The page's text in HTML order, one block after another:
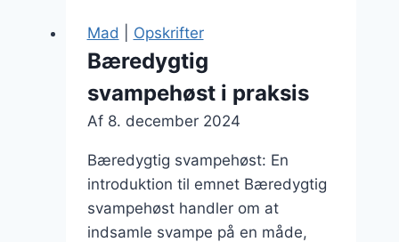
svampe
en
sprød
tærte
Mad Opskrifter
Bæredygtig
svampehøst i praksis
Af 8. december 2024
Bæredygtig svampehøst: En
introduktion til emnet Bæredygtig
svampehøst handler om at
indsamle svampe på en måde,